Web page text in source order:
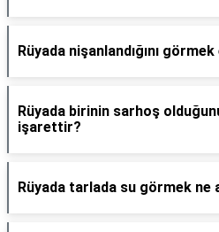
Rüyada nişanlandığını
Rüyada birinin sarhoş
işarettir?
Rüyada tarlada su görmek ne